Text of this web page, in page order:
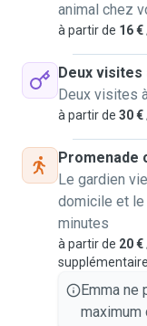
animal chez
à partir de 16 €
Deux visites
Deux visites
à partir de 30 €
Promenade
Le gardien
domicile et le
minutes
à partir de 20 €
supplémentaire
Emma ne
maximum